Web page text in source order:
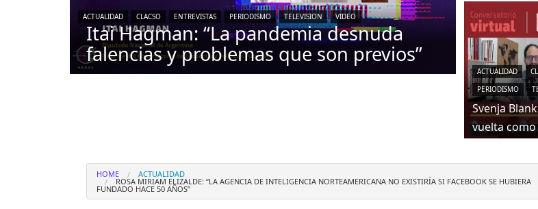
ACTUALIDAD CLACSO ENTREVISTAS PERIODISMO TELEVISION VIDEO
Itai Hagman: “La pandemia desnuda
falencias y problemas que son previos”
ACTUALIDAD
PERIODISMO
Svenja
vuelta
HOME ACTUALIDAD
ROSA MIRIAM ELIZALDE: “LA AGENCIA DE INTELIGENCIA NORTEAMERICANA NO EXISTIRÍA SI FACEBOOK SE HUBIERA
FUNDADO HACE 50 AÑOS”